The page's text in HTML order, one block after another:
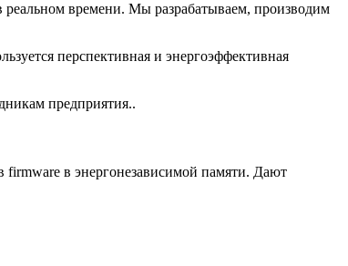
времени. Мы разрабатываем, производим
перспективная и энергоэффективная
предприятия..
firmware в энергонезависимой памяти. Дают